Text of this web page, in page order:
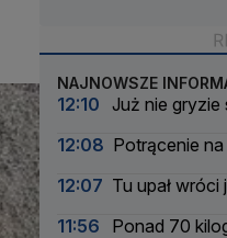
NAJNOWSZE
12:10 Już nie gryzie
12:08 Potrącenie
12:07 Tu upał
11:56
Ponad 70